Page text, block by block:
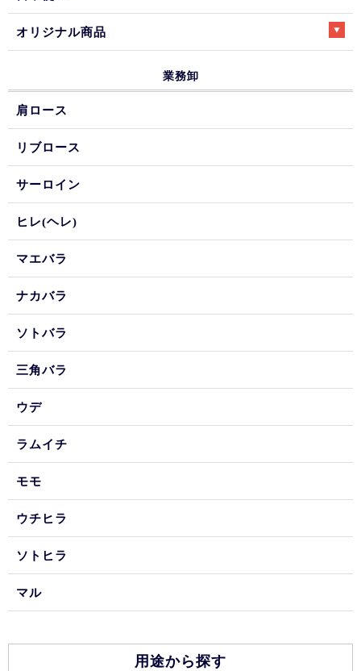
オリジナル商品
業務卸
肩ロース
リブロース
サーロイン
ヒレ(ヘレ)
マエバラ
ナカバラ
ソトバラ
三角バラ
ウデ
ラムイチ
モモ
ウチヒラ
ソトヒラ
マル
用途から探す